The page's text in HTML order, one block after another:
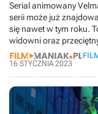
Serial animowany
serii może już
się nawet w tym roku.
widowni oraz
16 STYCZNIA 2023